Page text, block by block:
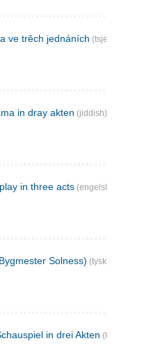
ve trěch jednáních (tsjekkisk)
in dray akten (jiddish)
in three acts (engelsk)
Solness) (tysk)
in drei Akten (tysk)